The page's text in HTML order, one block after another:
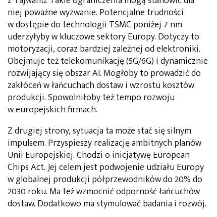
niej poważne wyzwanie. Potencjalne trudności
w dostępie do technologii TSMC poniżej 7 nm
uderzyłyby w kluczowe sektory Europy. Dotyczy to
motoryzacji, coraz bardziej zależnej od elektroniki.
Obejmuje też telekomunikację (5G/6G) i dynamicznie
rozwijający się obszar AI. Mogłoby to prowadzić do
zakłóceń w łańcuchach dostaw i wzrostu kosztów
produkcji. Spowolniłoby też tempo rozwoju
w europejskich firmach.
Z drugiej strony,sytuacja ta może stać się silnym
impulsem. Przyspieszy realizację ambitnych planów
Unii Europejskiej. Chodzi o inicjatywęEuropean
Chips Act. Jej celem jest podwojenie udziału Europy
w globalnej produkcji półprzewodników do 20% do
2030 roku. Ma też wzmocnić odporność łańcuchów
dostaw. Dodatkowo ma stymulować badania i rozwój.